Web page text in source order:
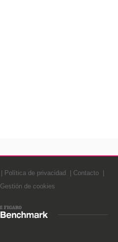
Política de privacidad
Contacto
Gestión de cookies